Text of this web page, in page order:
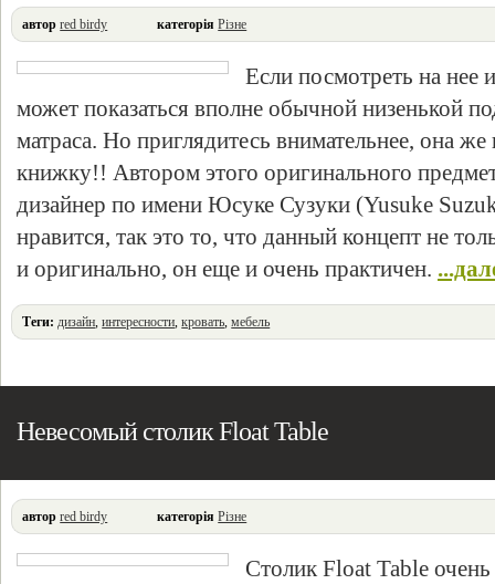
автор red birdy категорія Різне
Если посмотреть на нее
может показаться вполне обычной низенькой
матраса. Но приглядитесь внимательнее, она
книжку!! Автором этого оригинального
дизайнер по имени Юсуке Сузуки (Yusuke
нравится, так это то, что данный концепт не
и оригинально, он еще и очень практичен.
Теги: дизайн,интересности,кровать,мебель
Невесомый столик Float Table
автор red birdy категорія Різне
Столик Float Table